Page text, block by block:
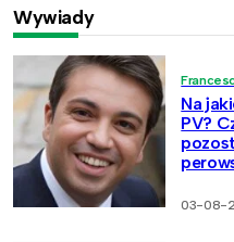
Wywiady
Na
PV?
03-08-